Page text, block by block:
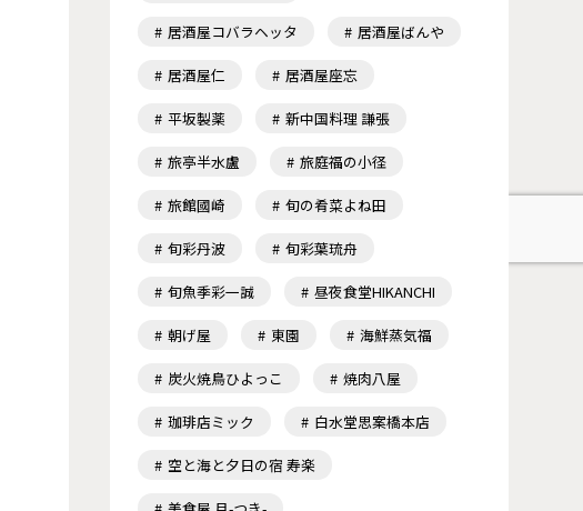
居酒屋コバラヘッタ 居酒屋ばんや
居酒屋仁 居酒屋座忘
平坂製薬 新中国料理 謙張
旅亭半水盧 旅庭福の小径
旅館國崎 旬の肴菜よね田
旬彩丹波 旬彩葉琉舟
旬魚季彩一誠 昼夜食堂HIKANCHI
朝げ屋 東園 海鮮蒸気福
炭火焼鳥ひよっこ 焼肉八屋
珈琲店ミック 白水堂思案橋本店
空と海と夕日の宿 寿楽